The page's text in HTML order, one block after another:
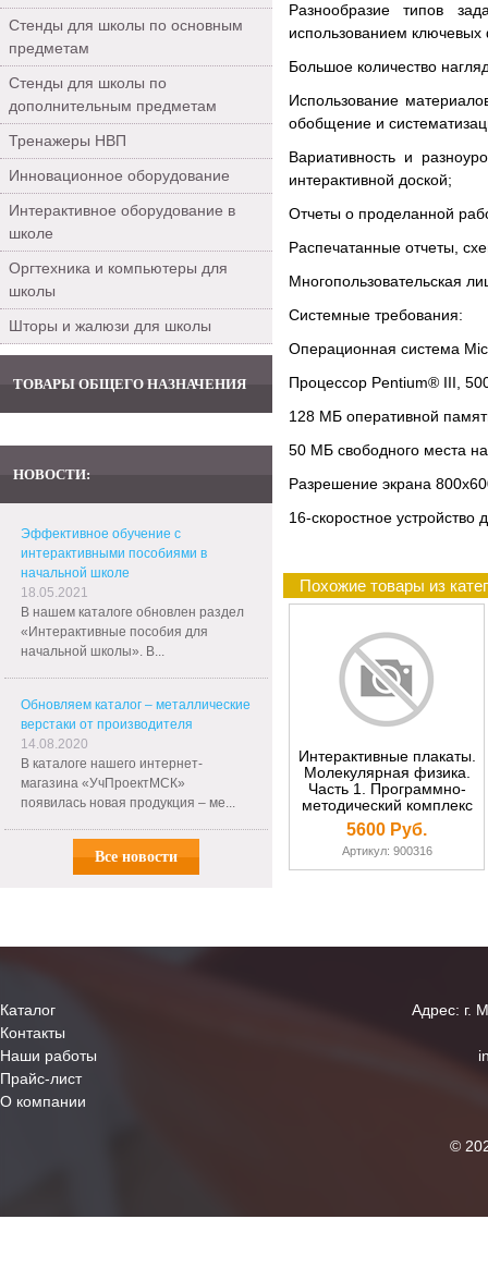
Стенды для школы по основным
предметам
Стенды для школы по
дополнительным предметам
Тренажеры НВП
Инновационное оборудование
Интерактивное оборудование в
школе
Оргтехника и компьютеры для
школы
Шторы и жалюзи для школы
ТОВАРЫ ОБЩЕГО НАЗНАЧЕНИЯ
НОВОСТИ:
Эффективное обучение с
интерактивными пособиями в
начальной школе
18.05.2021
В нашем каталоге обновлен раздел
«Интерактивные пособия для
начальной школы». В...
Обновляем каталог – металлические
верстаки от производителя
14.08.2020
В каталоге нашего интернет-
магазина «УчПроектМСК»
появилась новая продукция – ме...
Все новости
Разнообразие типов
использованием
Большое количество
Использование
обобщение и
Вариативность и
интерактивной доской;
Отчеты о проделанной
Распечатанные отчеты,
Многопользовательская
Системные требования:
Операционная система
Процессор Pentium® III,
128 MБ оперативной
50 МБ свободного места
Разрешение экрана
16-скоростное устройство
Похожие товары из
Интерактивные плакаты.
Молекулярная физика.
Часть 1. Программно-
методический комплекс
(DVD-box)
5600 Руб.
Артикул: 900316
Каталог
Контакты
Наши работы
Прайс-лист
О компании
Адрес: г.
©